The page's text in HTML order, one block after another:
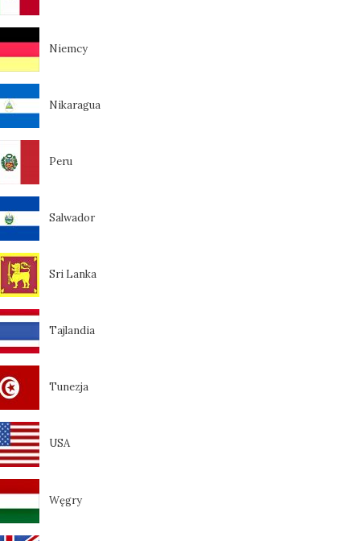
Niemcy
Nikaragua
Peru
Salwador
Sri Lanka
Tajlandia
Tunezja
USA
Węgry